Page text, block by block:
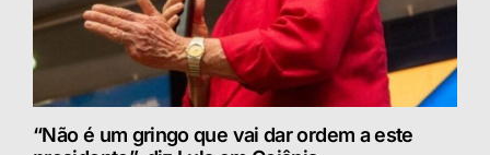
“Não é um gringo que vai dar ordem a este